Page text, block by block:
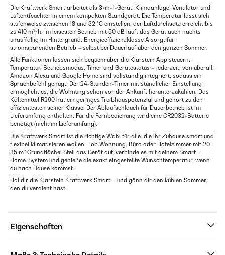
Die Kraftwerk Smart arbeitet als 3-in-1-Gerät: Klimaanlage, Ventilator und
Luftentfeuchter in einem kompakten Standgerät. Die Temperatur lässt sich
stufenweise zwischen 18 und 32 °C einstellen, der Luftdurchsatz erreicht bis
zu 410 m³/h. Im leisesten Betrieb mit 50 dB läuft das Gerät auch nachts
unauffällig im Hintergrund. Energieeffizienzklasse A sorgt für
stromsparenden Betrieb – selbst bei Dauerlauf über den ganzen Sommer.
Alle Funktionen lassen sich bequem über die Klarstein App steuern:
Temperatur, Betriebsmodus, Timer und Gerätestatus – jederzeit, von überall.
Amazon Alexa und Google Home sind vollständig integriert, sodass ein
Sprachbefehl genügt. Der 24-Stunden-Timer mit stündlicher Einstellung
ermöglicht es, die Wohnung schon vor der Ankunft herunterzukühlen. Das
Kältemittel R290 hat ein geringes Treibhauspotenzial und gehört zu den
effizientesten seiner Klasse. Der Ablaufschlauch für Dauerbetrieb ist im
Lieferumfang enthalten. Für die Fernbedienung wird eine CR2032-Batterie
benötigt (nicht im Lieferumfang).
Die Kraftwerk Smart ist die richtige Wahl für alle, die ihr Zuhause smart und
flexibel klimatisieren wollen – ob Wohnung, Büro oder Hotelzimmer mit 20–
35 m² Grundfläche. Stell das Gerät auf, verbinde es mit deinem Smart-
Home-System und genieße die exakt eingestellte Wunschtemperatur, wenn
du nach Hause kommst.
Hol dir die Klarstein Kraftwerk Smart – und gönn dir den kühlen Sommer,
den du verdient hast.
Eigenschaften